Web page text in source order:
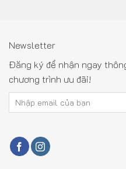
Newsletter
Đăng ký để nhận ngay
chương trình ưu đãi!